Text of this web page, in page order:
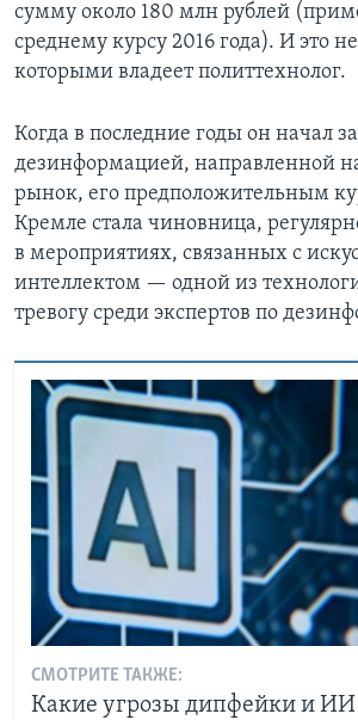
сумму около 180 млн рублей
среднему курсу 2016 года). И это
которыми владеет политтехнолог.
Когда в последние годы он начал
дезинформацией, направленной
рынок, его предположительным
Кремле стала чиновница,
в мероприятиях, связанных с
интеллектом — одной из
тревогу среди экспертов по
СМОТРИТЕ ТАКЖЕ:
Какие угрозы дипфейки и ИИ